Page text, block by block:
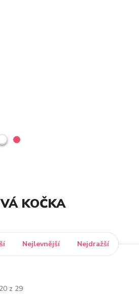
KOČKA
Nejlevnější Nejdražší
z 29